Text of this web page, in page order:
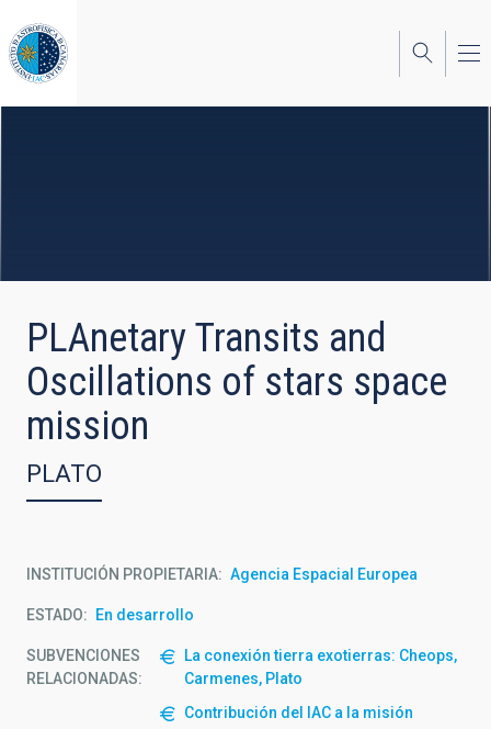
al
contenido
principal
PLAnetary Transits and
Oscillations of stars space
mission
PLATO
INSTITUCIÓN PROPIETARIA Agencia Espacial Europea
ESTADO En desarrollo
SUBVENCIONES
RELACIONADAS:
La conexión tierra exotierras: Cheops,
Carmenes, Plato
Contribución del IAC a la misión